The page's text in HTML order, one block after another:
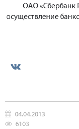
ОАО «Сбербанк
осуществление
04.04.2013
6103